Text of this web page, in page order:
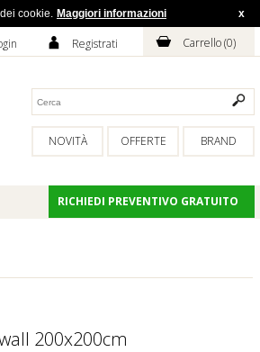
A Registrati H Carrello (0)
BRAND
OFFERTE
NOVITÀ
RICHIEDI PREVENTIVO GRATUITO
200x200cm
cookie. Maggiori informazioni x